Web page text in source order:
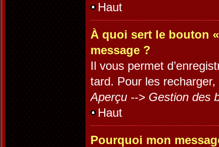
Haut
À quoi sert le bouton
message ?
Il vous permet
tard. Pour les
Aperçu --> Gestion des
Haut
Pourquoi mon